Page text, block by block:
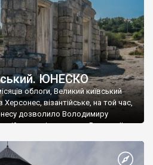
ЮНЕСКО
облоги, Великий київський
візантійське, на той час,
дозволило Володимиру
імператору Василю ІІ, та
став Василем-християнином.
На честь Херсонесу Таврійського